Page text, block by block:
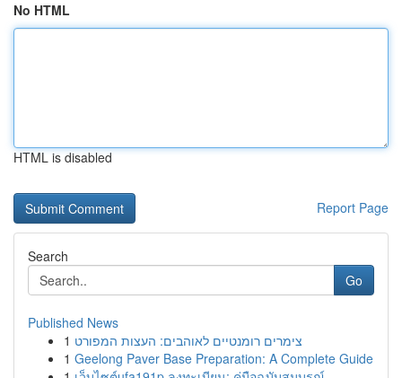
No HTML
HTML is disabled
Report Page
Search
Go
Published News
1 צימרים רומנטיים לאוהבים: העצות המפורט
1 Geelong Paver Base Preparation: A Complete Guide